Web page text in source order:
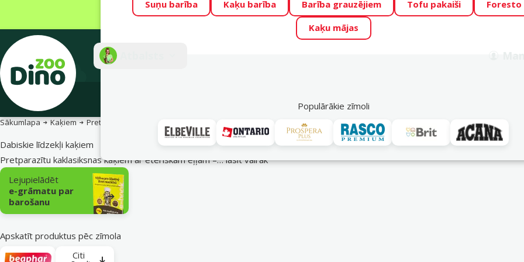
Visu mēnesi Dino Zoo piedāvā lieliskas cenas mīluļu TOP barībām! 🍖 →
Fotokonkurss “GADA ŪSAIŅI”! Varbūt tieši Tavs mīlulis būs 2027. gada
Suņu barība Kaķu barība Barība grauzējiem Tofu pakaiši
Foresto
Kaķu mājas
Populārākie zīmoli
Akciju piedāvājumi
Sākumlapa Kaķiem Pretparazītu līdzekļi
Dabiskie līdzekļi kaķiem
Pretparazītu kaklasiksnas kaķiem ar ēteriskām eļļām –…lasīt vairāk
Apakškategorija
Lejupielādēt
e-grāmatu par
barošanu
Apskatīt produktus pēc zīmola
Citi